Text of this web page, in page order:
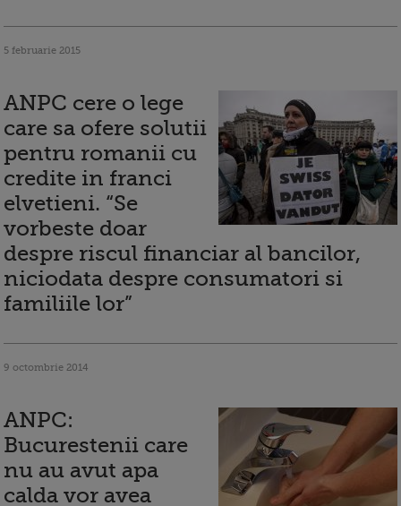
5 februarie 2015
ANPC cere o lege
care sa ofere solutii
pentru romanii cu
credite in franci
elvetieni. “Se
vorbeste doar
despre riscul financiar al bancilor,
niciodata despre consumatori si
familiile lor”
9 octombrie 2014
ANPC:
Bucurestenii care
nu au avut apa
calda vor avea